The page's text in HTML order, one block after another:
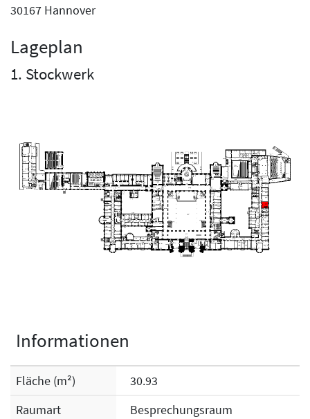
30167 Hannover
Lageplan
1. Stockwerk
Informationen
Fläche (m²)
30.93
Raumart
Besprechungsraum